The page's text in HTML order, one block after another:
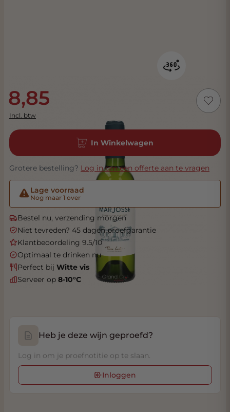
8,85
Incl. btw
In Winkelwagen
Grotere bestelling? Log in om een offerte aan te vragen
Lage voorraad
Nog maar 1 over
Bestel nu, verzending morgen
Niet tevreden? 45 dagen proefgarantie
Klantbeoordeling 9.5/10
Optimaal te drinken nu
Perfect bij Witte vis
Serveer op 8-10°C
Heb je deze wijn geproefd?
Log in om je proefnotitie op te slaan.
Inloggen